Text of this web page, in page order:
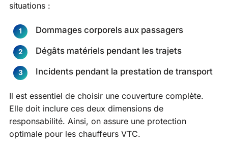
situations :
Dommages corporels aux passagers
Dégâts matériels pendant les trajets
Incidents pendant la prestation de transport
Il est essentiel de choisir une couverture complète.
Elle doit inclure ces deux dimensions de
responsabilité. Ainsi, on assure une protection
optimale pour les chauffeurs VTC.